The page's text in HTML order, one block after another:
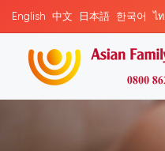
English 中文 日本語 한국어 ไ